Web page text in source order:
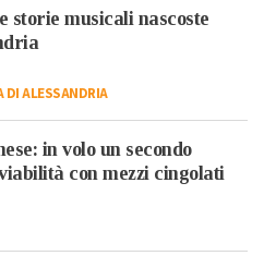
storie musicali nascoste
DI ALESSANDRIA
in volo un secondo
con mezzi cingolati